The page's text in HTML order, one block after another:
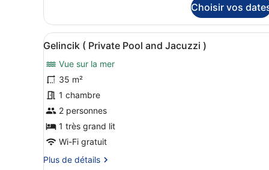
and
Jacuzzi
)
de
chambre
Mimoza
(
Private
Pool
and
Jacuzzi
Choisir vos
Afficher
toutes
les
photos
pour
ce
type
de
chambre :
Gelincik
Une chambre dans une
8
Gelincik ( Private Pool and Jacuzzi )
Vue sur la mer
35 m²
1 chambre
2 personnes
1 très grand lit
Wi-Fi gratuit
Plus de détails
Plus